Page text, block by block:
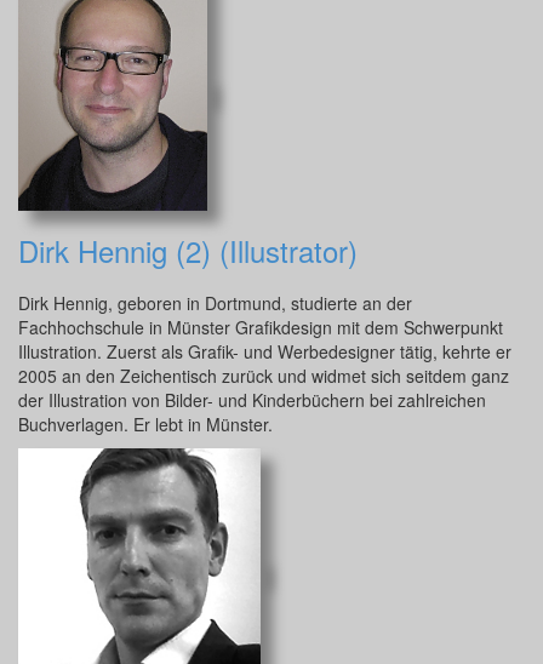
Dirk Hennig (2) (Illustrator)
Dirk Hennig, geboren in Dortmund, studierte an der
Fachhochschule in Münster Grafikdesign mit dem Schwerpunkt
Illustration. Zuerst als Grafik- und Werbedesigner tätig, kehrte er
2005 an den Zeichentisch zurück und widmet sich seitdem ganz
der Illustration von Bilder- und Kinderbüchern bei zahlreichen
Buchverlagen. Er lebt in Münster.